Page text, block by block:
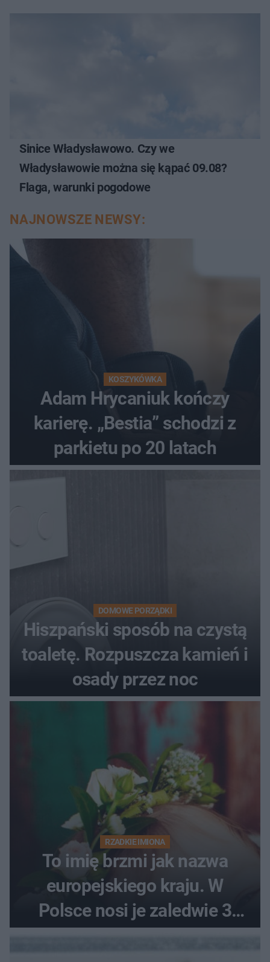
Sinice Władysławowo. Czy we
Władysławowie można się kąpać 09.08?
Flaga, warunki pogodowe
NAJNOWSZE NEWSY:
KOSZYKÓWKA
Adam Hrycaniuk kończy
karierę. „Bestia” schodzi z
parkietu po 20 latach
DOMOWE PORZĄDKI
Hiszpański sposób na czystą
toaletę. Rozpuszcza kamień i
osady przez noc
RZADKIE IMIONA
To imię brzmi jak nazwa
europejskiego kraju. W
Polsce nosi je zaledwie 3